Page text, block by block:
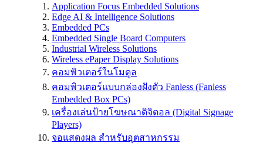
Application Focus Embedded Solutions
Edge AI & Intelligence Solutions
Embedded PCs
Embedded Single Board Computers
Industrial Wireless Solutions
Wireless ePaper Display Solutions
คอมพิวเตอร์ในโมดูล
คอมพิวเตอร์แบบกล่องฝังตัว Fanless (Fanless
Embedded Box PCs)
เครื่องเล่นป้ายโฆษณาดิจิตอล (Digital Signage
Players)
จอแสดงผล สำหรับอุตสาหกรรม